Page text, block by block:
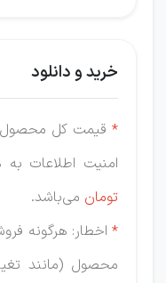
خرید و دانلود
* قیمت کل محصول
امنیت اطلاعات
تومان می‌باشد.
* اخطار: هرگونه
محصول (مانند